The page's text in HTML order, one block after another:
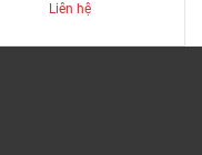
Liên hệ